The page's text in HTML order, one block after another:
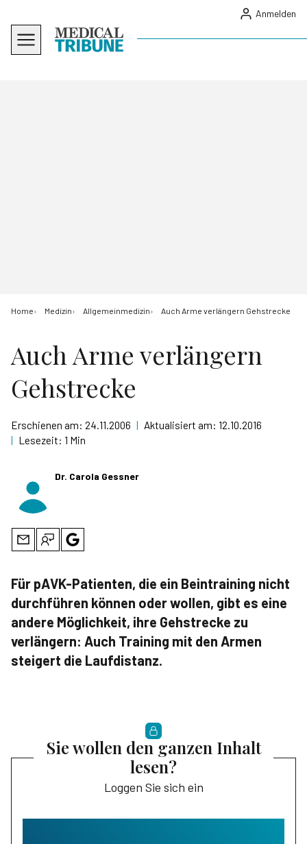
Anmelden
Home Medizin Allgemeinmedizin Auch Arme verlängern Gehstrecke
Auch Arme verlängern
Gehstrecke
Erschienen am: 24.11.2006 | Aktualisiert am: 12.10.2016
| Lesezeit: 1 Min
Dr. Carola Gessner
Für pAVK-Patienten, die ein Beintraining nicht
durchführen können oder wollen, gibt es eine
andere Möglichkeit, ihre Gehstrecke zu
verlängern: Auch Training mit den Armen
steigert die Laufdistanz.
Sie wollen den ganzen Inhalt
lesen?
Loggen Sie sich ein